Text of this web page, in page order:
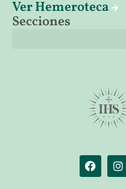
Ver Hemeroteca
Secciones